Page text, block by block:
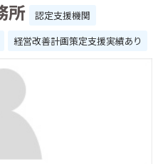
所
認定支援機関
経営改善計画策定支援実績あり